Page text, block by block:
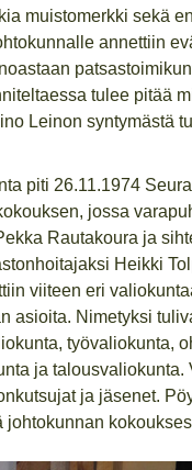
muistomerkki sekä
annettiin
tulee pitää
Leinon syntymästä
piti 26.11.1974
jossa
Rautakoura ja
Heikki
viiteen eri
asioita. Nimetyksi
työvaliokunta,
ja talousvaliokunta.
ja jäsenet.
johtokunnan